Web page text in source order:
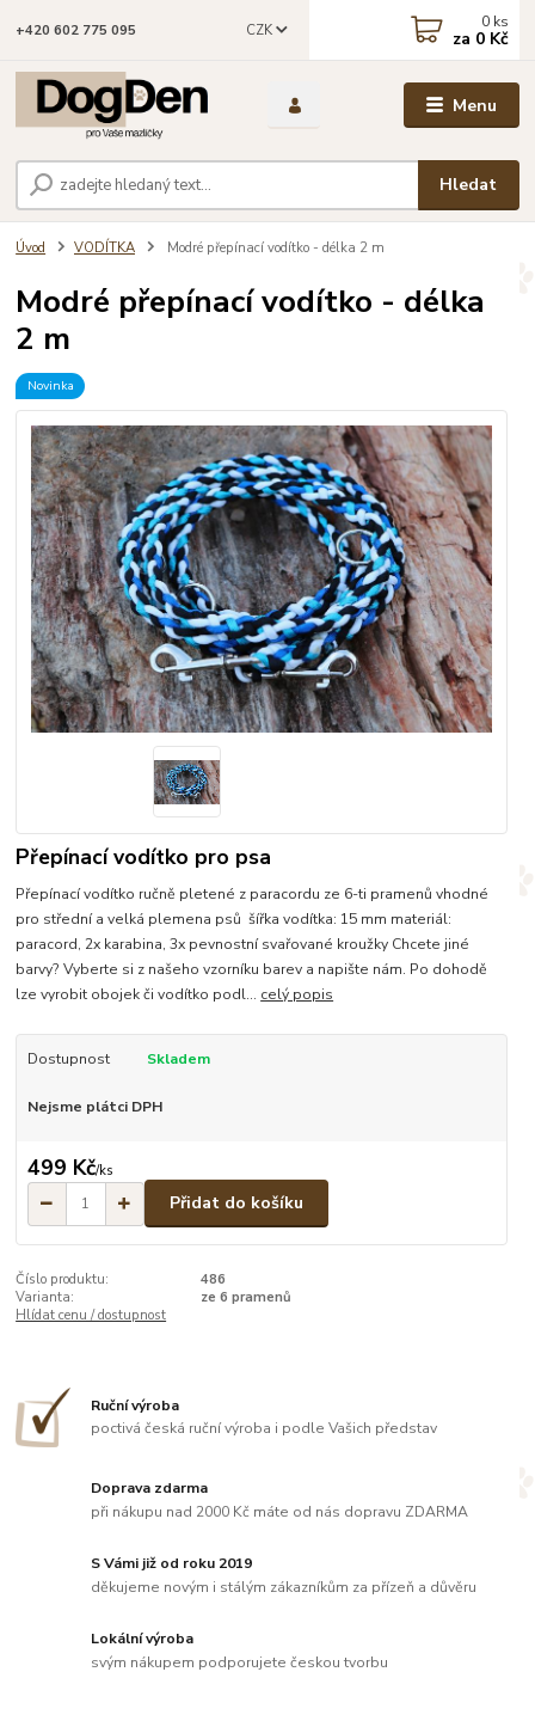
Menu
CZK
Hledat
+420 602 775 095 0 ks
za 0 Kč
Úvod VODÍTKA Modré přepínací vodítko - délka 2 m
Modré přepínací vodítko - délka
2 m
Novinka
Přepínací vodítko pro psa
Přepínací vodítko ručně pletené z paracordu ze 6-ti pramenů vhodné
pro střední a velká plemena psů šířka vodítka: 15 mm materiál:
paracord, 2x karabina, 3x pevnostní svařované kroužky Chcete jiné
barvy? Vyberte si z našeho vzorníku barev a napište nám. Po dohodě
lze vyrobit obojek či vodítko podl... celý popis
Dostupnost Skladem
Nejsme plátci DPH
499 Kč/ks
Přidat do košíku
Číslo produktu:
486
Varianta:
ze 6 pramenů
Hlídat cenu / dostupnost
Ruční výroba
poctivá česká ruční výroba i podle Vašich představ
Doprava zdarma
při nákupu nad 2000 Kč máte od nás dopravu ZDARMA
S Vámi již od roku 2019
děkujeme novým i stálým zákazníkům za přízeň a důvěru
Lokální výroba
svým nákupem podporujete českou tvorbu